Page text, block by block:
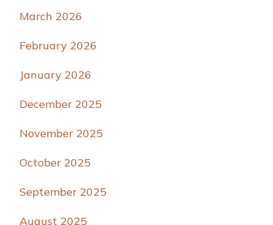
March 2026
February 2026
January 2026
December 2025
November 2025
October 2025
September 2025
August 2025